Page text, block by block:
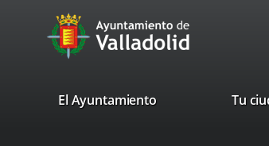
Portal
Web
Ayuntamiento
valladolid.es
El Ayuntamiento Tu